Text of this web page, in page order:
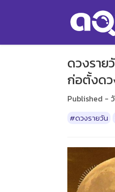
ดวงราย
ก่อตั้งด
Published -
#ดวงรายวัน